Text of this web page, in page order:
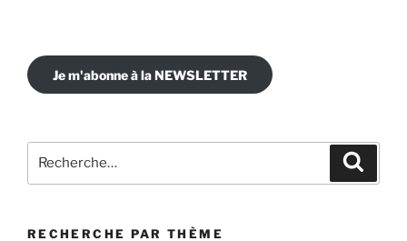
Je m'abonne à la NEWSLETTER
pour
RECHERCHE PAR THÈME